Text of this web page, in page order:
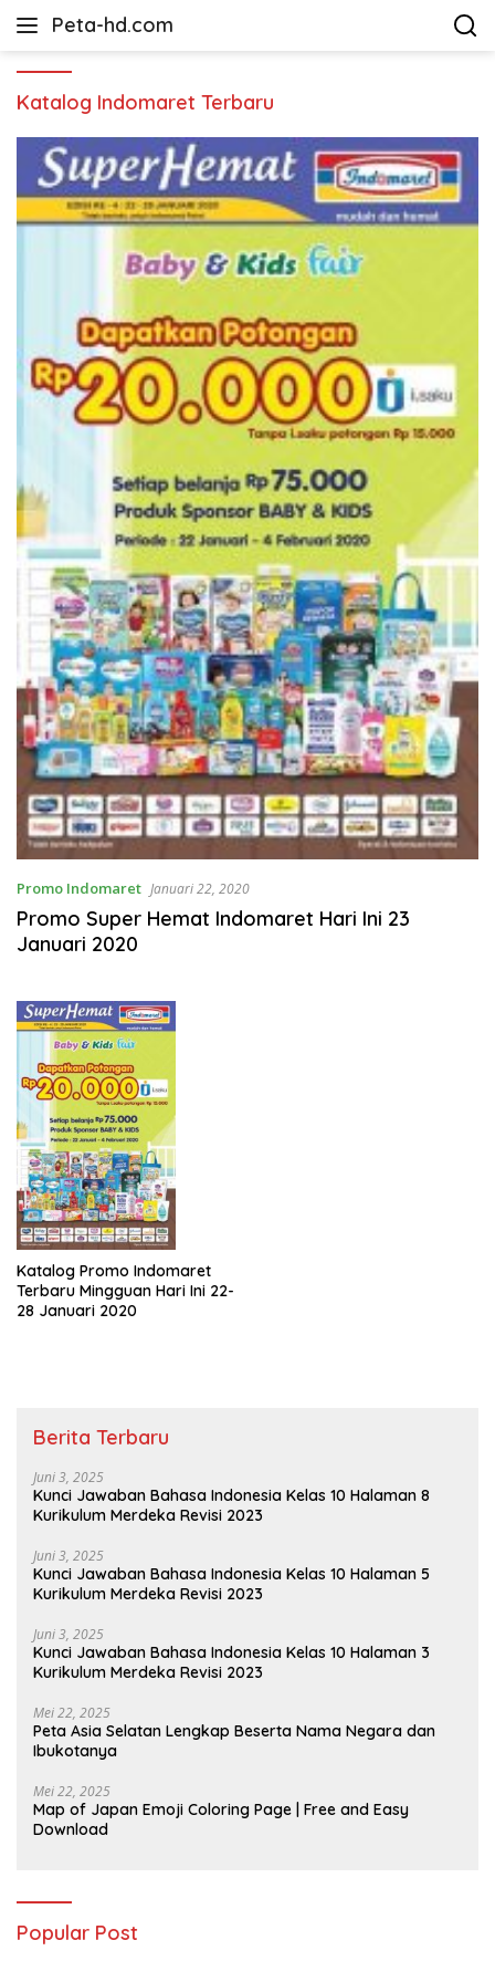
Peta-hd.com
Kumpulan
HD
Katalog Indomaret Terbaru
Promo Indomaret Januari 22, 2020
Promo Super Hemat Indomaret Hari Ini 23
Januari 2020
Katalog Promo Indomaret
Terbaru Mingguan Hari Ini 22-
28 Januari 2020
Berita Terbaru
Juni 3, 2025
Kunci Jawaban Bahasa Indonesia Kelas 10 Halaman 8
Kurikulum Merdeka Revisi 2023
Juni 3, 2025
Kunci Jawaban Bahasa Indonesia Kelas 10 Halaman 5
Kurikulum Merdeka Revisi 2023
Juni 3, 2025
Kunci Jawaban Bahasa Indonesia Kelas 10 Halaman 3
Kurikulum Merdeka Revisi 2023
Mei 22, 2025
Peta Asia Selatan Lengkap Beserta Nama Negara dan
Ibukotanya
Mei 22, 2025
Map of Japan Emoji Coloring Page | Free and Easy
Download
Popular Post